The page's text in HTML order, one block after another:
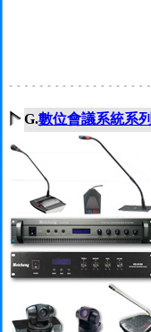
G.數位會議系統系列